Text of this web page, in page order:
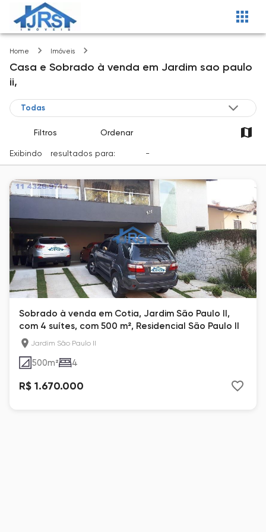
Home Imóveis
Casa e Sobrado à venda em Jardim sao paulo
ii,
Filtros Ordenar
Exibindo resultados para: -
Sobrado à venda em Cotia, Jardim São Paulo II,
com 4 suítes, com 500 m², Residencial São Paulo II
Jardim São Paulo II
500m² 4
R$ 1.670.000